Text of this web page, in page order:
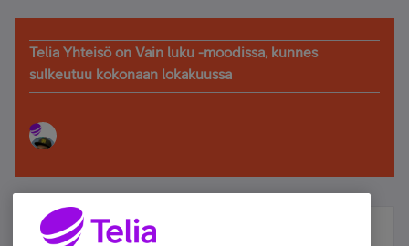
Telia Yhteisö on Vain luku -moodissa, kunnes
sulkeutuu kokonaan lokakuussa
Älä jää paitsi – osallistu ja voita!